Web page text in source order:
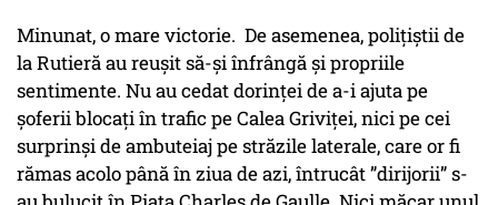
Minunat, o mare victorie. De asemenea, polițiștii de
la Rutieră au reușit să-și înfrângă și propriile
sentimente. Nu au cedat dorinței de a-i ajuta pe
șoferii blocați în trafic pe Calea Griviței, nici pe cei
surprinși de ambuteiaj pe străzile laterale, care or fi
rămas acolo până în ziua de azi, întrucât ”dirijorii” s-